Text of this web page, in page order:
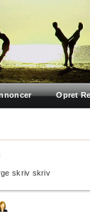
Opret
skriv skriv